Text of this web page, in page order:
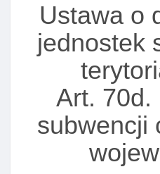
Ustawa o
jednostek
Art. 70d.
subwencji
celowej budżetu państwa
Art. 37. Część oświatowa
dla jednostki samorządu
Art. 37a. Zwrot
subwencji ogólnej
Art. 38. Odpowiednie
ordynacji podatkowej do
kwot częśCI subwencji